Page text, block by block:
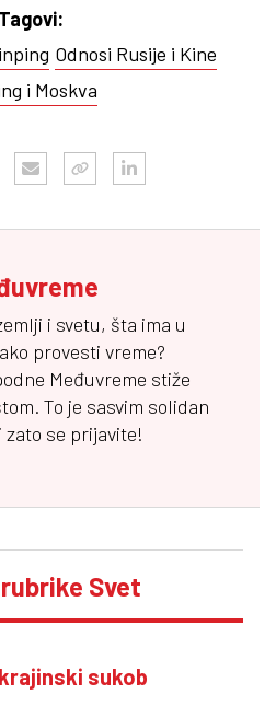
Tagovi:
Odnosi Rusije i Kine
i Moskva
i svetu, šta ima u
provesti vreme?
Međuvreme stiže
To je sasvim solidan
zato se prijavite!
Svet
sukob